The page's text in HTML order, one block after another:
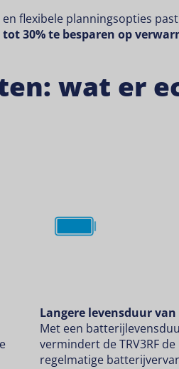
flexibele planningsopties
tot 30% te besparen op
wat er
Langere levensduur
Met een
vermindert de TRV3RF
regelmatige